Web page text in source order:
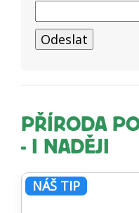
PŘÍRODA
- I NADĚJI
NÁŠ TIP